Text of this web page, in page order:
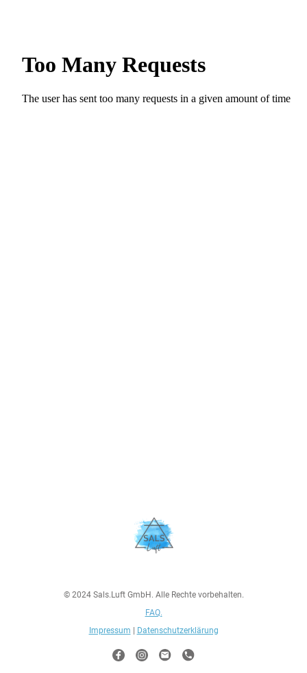
© 2024 Sals.Luft GmbH. Alle Rechte vorbehalten.
FAQ.
Impressum
Datenschutzerklärung